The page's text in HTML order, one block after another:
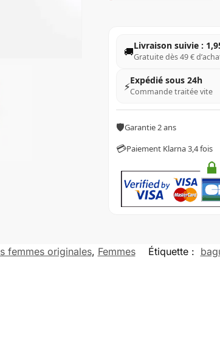
🚚Livraison suivie :
Gratuite dès 49 €
⚡Expédié sous 24h
Commande traitée vite
🛡️Garantie 2 ans
💳Paiement Klarna 3,4 fois
femmes originales, Femmes Étiquette :